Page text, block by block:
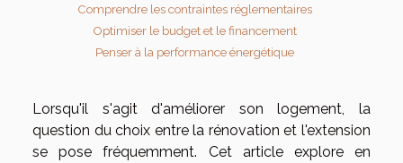
Comprendre les contraintes réglementaires
Optimiser le budget et le financement
Penser à la performance énergétique
Lorsqu'il s'agit d'améliorer son logement, la
question du choix entre la rénovation et l'extension
se pose fréquemment. Cet article explore en